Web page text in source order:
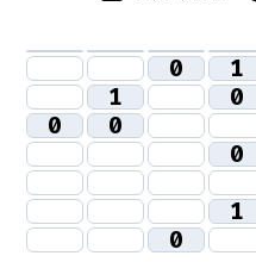
0 1
1
0
0
0
0
1
0